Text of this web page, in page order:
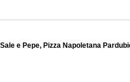
Sale e Pepe, Pizza Napoletana